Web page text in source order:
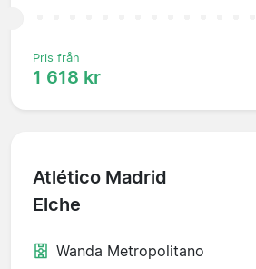
Pris från
1 618 kr
Atlético Madrid
Elche
Wanda Metropolitano